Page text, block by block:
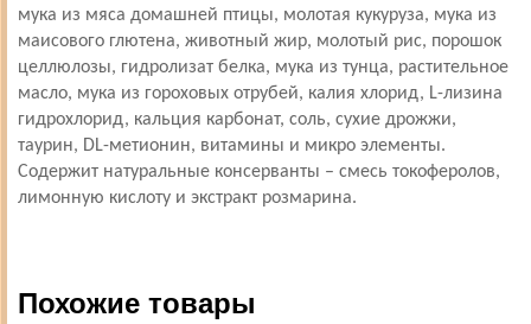
мука из мяса домашней птицы, молотая кукуруза, мука из
маисового глютена, животный жир, молотый рис, порошок
целлюлозы, гидролизат белка, мука из тунца, растительное
масло, мука из гороховых отрубей, калия хлорид, L-лизина
гидрохлорид, кальция карбонат, соль, сухие дрожжи,
таурин, DL-метионин, витамины и микро элементы.
Содержит натуральные консерванты – смесь токоферолов,
лимонную кислоту и экстракт розмарина.
Похожие товары